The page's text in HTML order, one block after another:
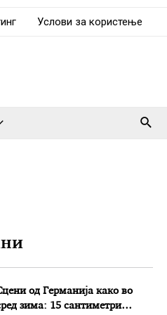
Услови за користење
од Германија како во
зима: 15 сантиметри